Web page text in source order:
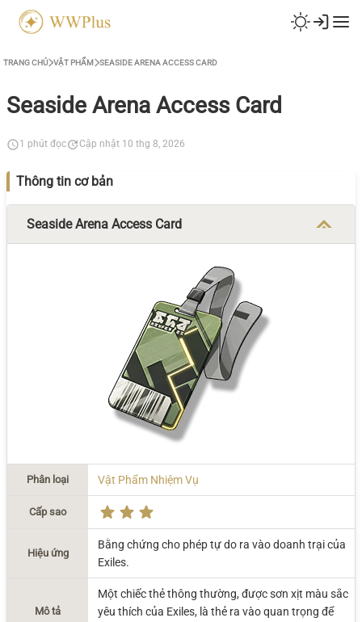
TRANG CHỦ VẬT PHẨM SEASIDE ARENA ACCESS CARD
Seaside Arena Access Card
1 phút đọc Cập nhật 10 thg 8, 2026
Thông tin cơ bản
Seaside Arena Access Card
Phân loại Vật Phẩm Nhiệm Vụ
Cấp sao
Hiệu ứng
Bằng chứng cho phép tự do ra vào doanh trại của
Exiles.
Mô tả
Một chiếc thẻ thông thường, được sơn xịt màu sắc
yêu thích của Exiles, là thẻ ra vào quan trọng để